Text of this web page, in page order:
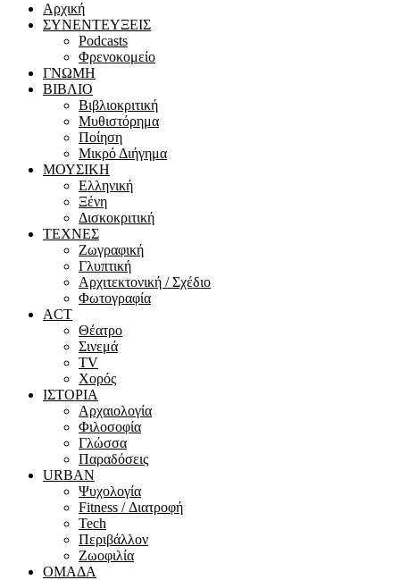
Αρχική
ΣΥΝΕΝΤΕΥΞΕΙΣ
Podcasts
Φρενοκομείο
ΓΝΩΜΗ
ΒΙΒΛΙΟ
Βιβλιοκριτική
Μυθιστόρημα
Ποίηση
Μικρό Διήγημα
ΜΟΥΣΙΚΗ
Ελληνική
Ξένη
Δισκοκριτική
ΤΕΧΝΕΣ
Ζωγραφική
Γλυπτική
Αρχιτεκτονική / Σχέδιο
Φωτογραφία
ACT
Θέατρο
Σινεμά
ΤV
Χορός
ΙΣΤΟΡΙΑ
Αρχαιολογία
Φιλοσοφία
Γλώσσα
Παραδόσεις
URBAN
Ψυχολογία
Fitness / Διατροφή
Tech
Περιβάλλον
Ζωοφιλία
ΟΜΑΔΑ